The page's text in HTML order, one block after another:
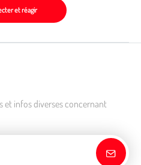
et réagir
et infos diverses concernant